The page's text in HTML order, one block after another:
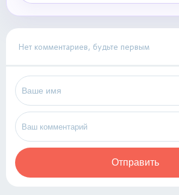
Нет комментариев, будьте первым
Отправить